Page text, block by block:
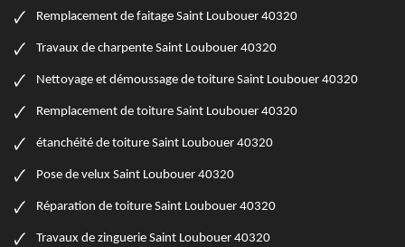
Remplacement de faitage Saint Loubouer 40320
Travaux de charpente Saint Loubouer 40320
Nettoyage et démoussage de toiture Saint Loubouer 40320
Remplacement de toiture Saint Loubouer 40320
étanchéité de toiture Saint Loubouer 40320
Pose de velux Saint Loubouer 40320
Réparation de toiture Saint Loubouer 40320
Travaux de zinguerie Saint Loubouer 40320